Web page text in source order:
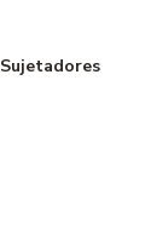
Sujetadores